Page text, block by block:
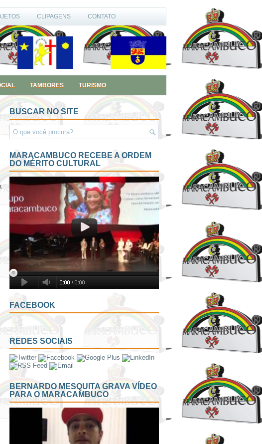
CLIPAGENS CONTATO
TAMBORES TURISMO
BUSCAR NO SITE
MARACAMBUCO RECEBE A ORDEM
DO MÉRITO CULTURAL
FACEBOOK
REDES SOCIAIS
BERNARDO MESQUITA GRAVA VÍDEO
PARA O MARACAMBUCO